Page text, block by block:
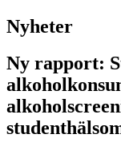
Nyheter
Ny rapport: